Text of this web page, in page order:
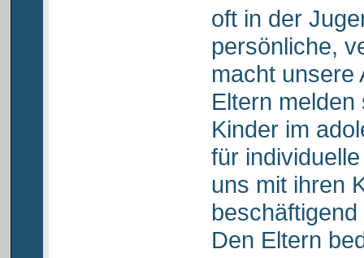
oft in der
persönliche,
macht unsere
Eltern
Kinder im
für
uns mit ihren
Den Eltern